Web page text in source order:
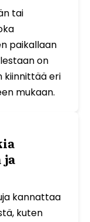
tai
paikallaan
on
kiinnittää eri
mukaan.
ja
kannattaa
kuten